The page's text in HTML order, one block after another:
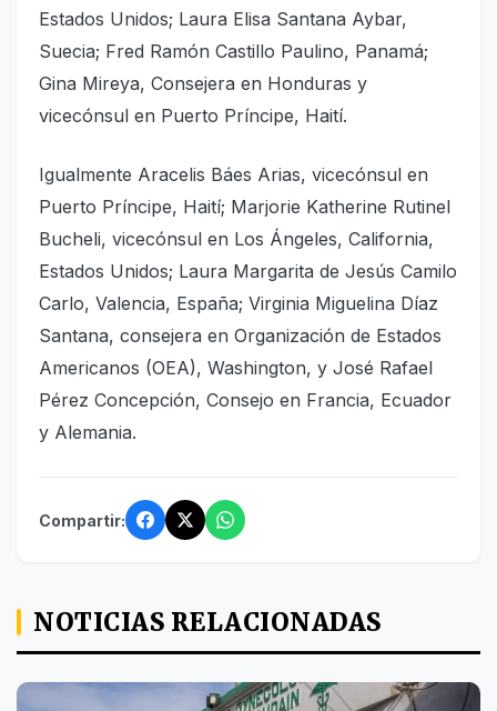
Estados Unidos; Laura Elisa Santana Aybar,
Suecia; Fred Ramón Castillo Paulino, Panamá;
Gina Mireya, Consejera en Honduras y
vicecónsul en Puerto Príncipe, Haití.
Igualmente Aracelis Báes Arias, vicecónsul en
Puerto Príncipe, Haití; Marjorie Katherine Rutinel
Bucheli, vicecónsul en Los Ángeles, California,
Estados Unidos; Laura Margarita de Jesús Camilo
Carlo, Valencia, España; Virginia Miguelina Díaz
Santana, consejera en Organización de Estados
Americanos (OEA), Washington, y José Rafael
Pérez Concepción, Consejo en Francia, Ecuador
y Alemania.
Compartir:
NOTICIAS RELACIONADAS